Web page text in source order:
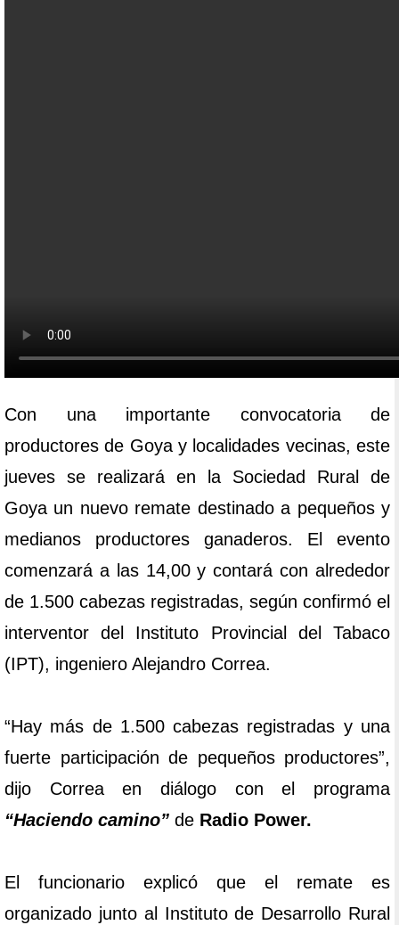
Con una importante convocatoria de
productores de Goya y localidades vecinas, este
jueves se realizará en la Sociedad Rural de
Goya un nuevo remate destinado a pequeños y
medianos productores ganaderos. El evento
comenzará a las 14,00 y contará con alrededor
de 1.500 cabezas registradas, según confirmó el
interventor del Instituto Provincial del Tabaco
(IPT), ingeniero Alejandro Correa.
“Hay más de 1.500 cabezas registradas y una
fuerte participación de pequeños productores”,
dijo Correa en diálogo con el programa
“Haciendo camino” de Radio Power.
El funcionario explicó que el remate es
organizado junto al Instituto de Desarrollo Rural